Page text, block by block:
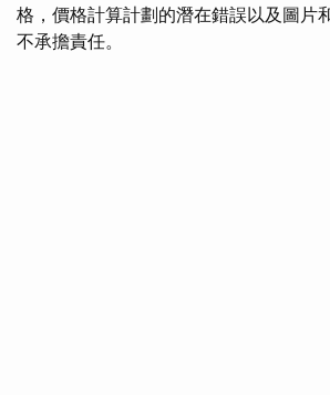
格，價格計算計劃的潛在錯誤以及圖片
不承擔責任。